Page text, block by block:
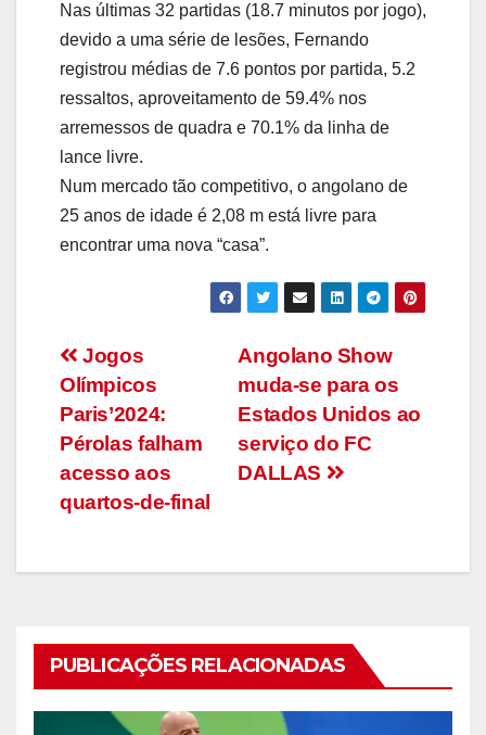
Nas últimas 32 partidas (18.7 minutos por jogo),
devido a uma série de lesões, Fernando
registrou médias de 7.6 pontos por partida, 5.2
ressaltos, aproveitamento de 59.4% nos
arremessos de quadra e 70.1% da linha de
lance livre.
Num mercado tão competitivo, o angolano de
25 anos de idade é 2,08 m está livre para
encontrar uma nova “casa”.
Navegação
de
artigos
Angolano Show
muda-se para os
Estados Unidos ao
serviço do FC
DALLAS
Jogos
Olímpicos
Paris’2024:
Pérolas falham
acesso aos
quartos-de-final
PUBLICAÇÕES RELACIONADAS